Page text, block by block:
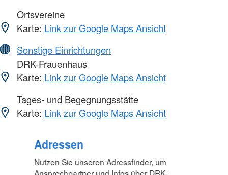
Ortsvereine
Karte: Link zur Google Maps Ansicht
Sonstige Einrichtungen
DRK-Frauenhaus
Karte: Link zur Google Maps Ansicht
Tages- und Begegnungsstätte
Karte: Link zur Google Maps Ansicht
Foto: A. Zelck / DRKS
Adressen
Nutzen Sie unseren Adressfinder, um